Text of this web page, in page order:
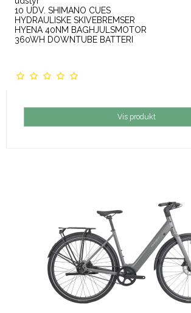
10 UDV. SHIMANO CUES
HYDRAULISKE SKIVEBREMSER
HYENA 40NM BAGHJULSMOTOR
360WH DOWNTUBE BATTERI
Vis produkt